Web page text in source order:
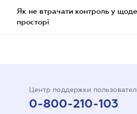
Як не втрачати контроль у
просторі
Центр поддержки
0-800-210-103